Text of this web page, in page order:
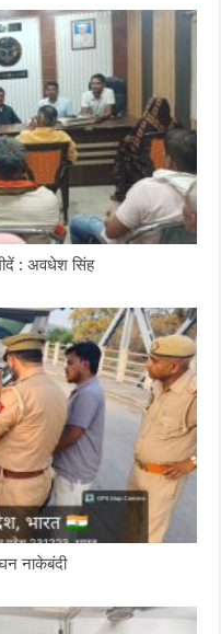
: अवधेश सिंह
नाकेबंदी